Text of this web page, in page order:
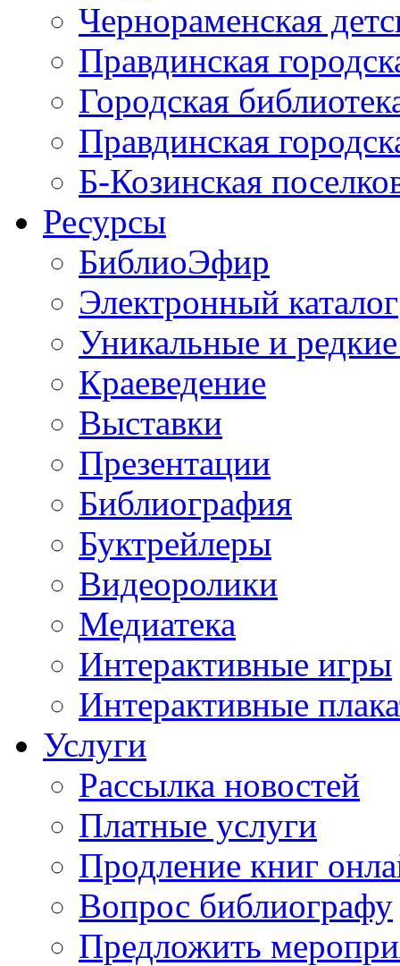
Чернораменская
Правдинская
Городская
Правдинская
Б-Козинская
Ресурсы
БиблиоЭфир
Электронный каталог
Уникальные и
Краеведение
Выставки
Презентации
Библиография
Буктрейлеры
Видеоролики
Медиатека
Интерактивные игры
Интерактивные
Услуги
Рассылка новостей
Платные услуги
Продление книг
Вопрос библиографу
Предложить